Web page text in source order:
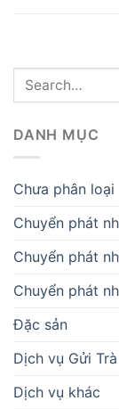
DANH MỤC
Chưa phân loại
Chuyển phát
Chuyển phát
Chuyển phát
Đặc sản
Dịch vụ Gửi
Dịch vụ khác